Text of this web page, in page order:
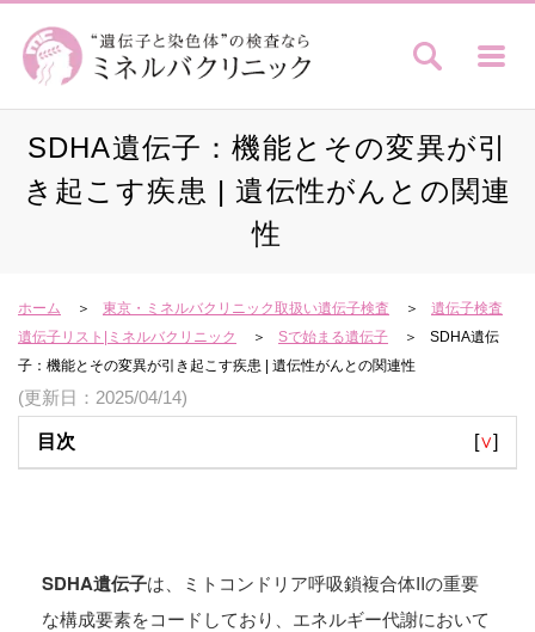
SDHA遺伝子：機能とその変異が引
き起こす疾患 | 遺伝性がんとの関連
性
ホーム 東京・ミネルバクリニック取扱い遺伝子検査
遺伝子検査
遺伝子リスト|ミネルバクリニック
Sで始まる遺伝子
SDHA遺伝
子：機能とその変異が引き起こす疾患 | 遺伝性がんとの関連性
(更新日：2025/04/14)
目次 [∨]
SDHA遺伝子は、ミトコンドリア呼吸鎖複合体IIの重要
な構成要素をコードしており、エネルギー代謝において